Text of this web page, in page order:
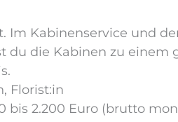
Im Kabinenservice und
du die Kabinen zu einem
Florist:in
bis 2.200 Euro (brutto